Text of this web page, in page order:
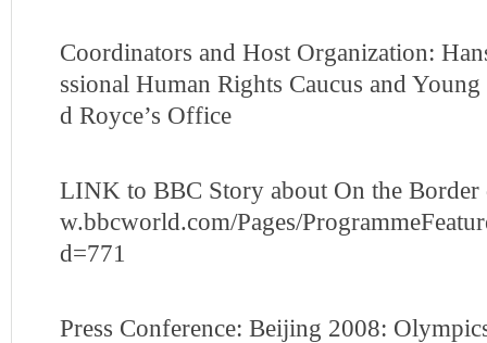
Coordinators and Host Organization:
ssional Human Rights Caucus and
d Royce’s Office
LINK to BBC Story about On the
w.bbcworld.com/Pages/
d=771
Press Conference: Beijing 2008: